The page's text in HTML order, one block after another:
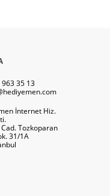
35 13
İnternet Hiz.
Cad. Tozkoparan
31/1A